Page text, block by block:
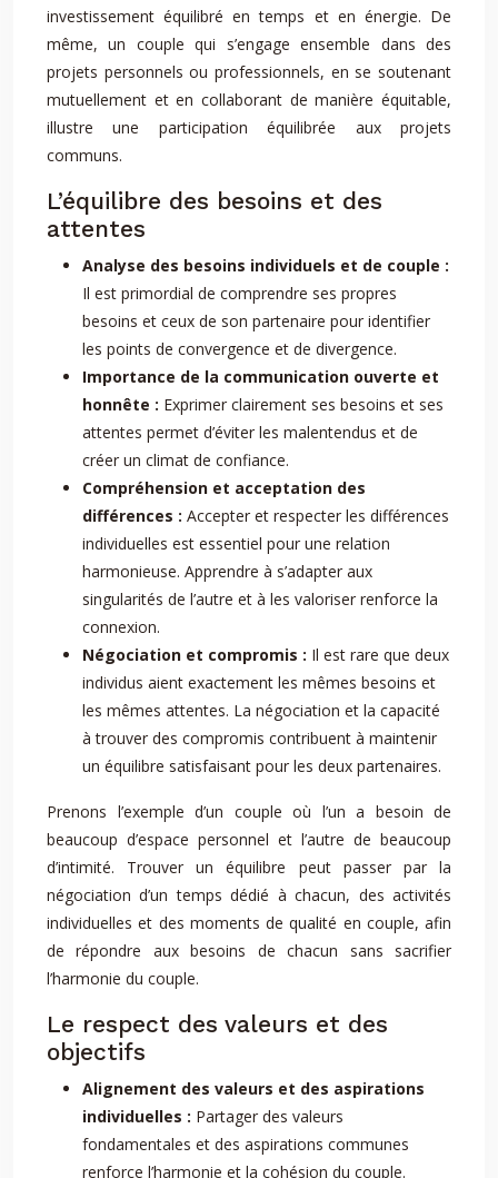
investissement équilibré en temps et en énergie. De
même, un couple qui s’engage ensemble dans des
projets personnels ou professionnels, en se soutenant
mutuellement et en collaborant de manière équitable,
illustre une participation équilibrée aux projets
communs.
L’équilibre des besoins et des
attentes
Analyse des besoins individuels et de couple :
Il est primordial de comprendre ses propres
besoins et ceux de son partenaire pour identifier
les points de convergence et de divergence.
Importance de la communication ouverte et
honnête : Exprimer clairement ses besoins et ses
attentes permet d’éviter les malentendus et de
créer un climat de confiance.
Compréhension et acceptation des
différences : Accepter et respecter les différences
individuelles est essentiel pour une relation
harmonieuse. Apprendre à s’adapter aux
singularités de l’autre et à les valoriser renforce la
connexion.
Négociation et compromis : Il est rare que deux
individus aient exactement les mêmes besoins et
les mêmes attentes. La négociation et la capacité
à trouver des compromis contribuent à maintenir
un équilibre satisfaisant pour les deux partenaires.
Prenons l’exemple d’un couple où l’un a besoin de
beaucoup d’espace personnel et l’autre de beaucoup
d’intimité. Trouver un équilibre peut passer par la
négociation d’un temps dédié à chacun, des activités
individuelles et des moments de qualité en couple, afin
de répondre aux besoins de chacun sans sacrifier
l’harmonie du couple.
Le respect des valeurs et des
objectifs
Alignement des valeurs et des aspirations
individuelles : Partager des valeurs
fondamentales et des aspirations communes
renforce l’harmonie et la cohésion du couple.